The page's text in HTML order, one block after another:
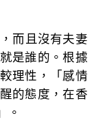
而且沒有夫妻
是誰的。根據
理性，「感情
的態度，在香
。